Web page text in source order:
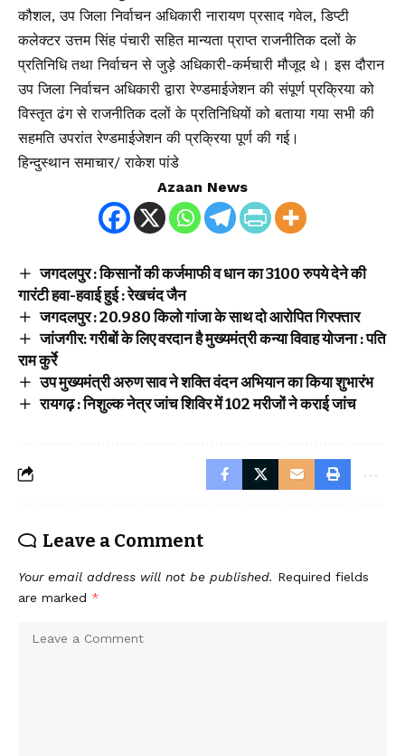
कौशल, उप जिला निर्वाचन अधिकारी नारायण प्रसाद गवेल, डिप्टी
कलेक्टर उत्तम सिंह पंचारी सहित मान्यता प्राप्त राजनीतिक दलों के
प्रतिनिधि तथा निर्वाचन से जुड़े अधिकारी-कर्मचारी मौजूद थे। इस दौरान
उप जिला निर्वाचन अधिकारी द्वारा रेण्डमाईजेशन की संपूर्ण प्रक्रिया को
विस्तृत ढंग से राजनीतिक दलों के प्रतिनिधियों को बताया गया सभी की
सहमति उपरांत रेण्डमाईजेशन की प्रक्रिया पूर्ण की गई।
हिन्दुस्थान समाचार/ राकेश पांडे
Azaan News
जगदलपुर : किसानों की कर्जमाफी व धान का 3100 रुपये देने की
गारंटी हवा-हवाई हुई : रेखचंद जैन
जगदलपुर : 20.980 किलो गांजा के साथ दो आरोपित गिरफ्तार
जांजगीर: गरीबों के लिए वरदान है मुख्यमंत्री कन्या विवाह योजना : पति
राम कुर्रे
उप मुख्यमंत्री अरुण साव ने शक्ति वंदन अभियान का किया शुभारंभ
रायगढ़ : निशुल्क नेत्र जांच शिविर में 102 मरीजों ने कराई जांच
Leave a Comment
Your email address will not be published. Required fields
are marked *